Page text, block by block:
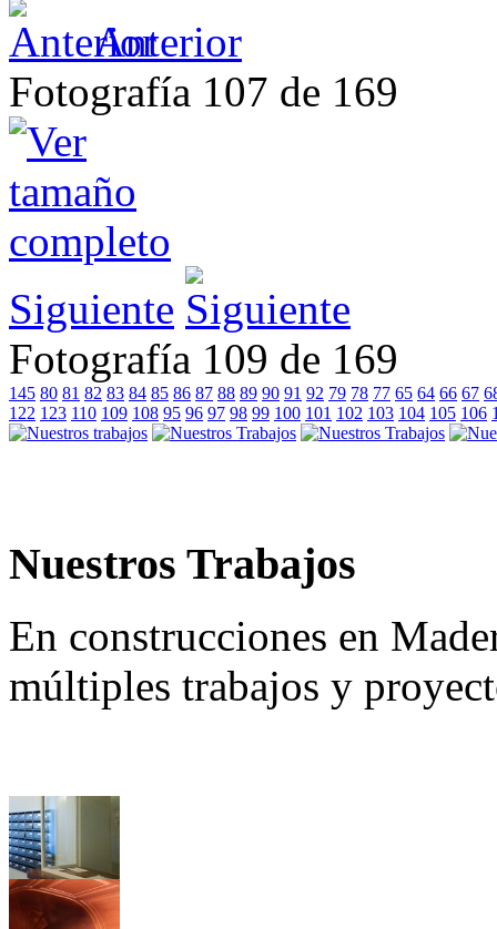
Anterior
Fotografía 107 de 169
Siguiente
Fotografía 109 de 169
145 80 81 82 83 84 85 86 87 88 89 90 91 92 79 78 77 65 64 66 67
122 123 110 109 108 95 96 97 98 99 100 101 102 103 104 105 106
Nuestros Trabajos
En construcciones en
múltiples trabajos y